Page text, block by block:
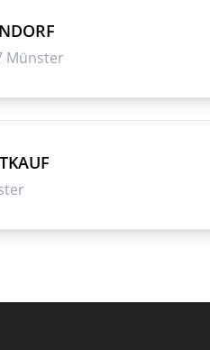
Münster